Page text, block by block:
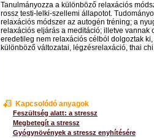
Tanulmányozza a különböző relaxációs
rossz testi-lelki-szellemi állapotot.
relaxációs módszer az autogén tréning; a
relaxációs eljárás a meditáció; illetve vannak
eredetileg nem relaxációs célból dolgoztak
különböző változatai, légzésrelaxáció, thai
Kapcsolódó anyagok
Feszültség alatt: a stressz
Megbetegít a stressz
Gyógynövények a stressz enyhítésére